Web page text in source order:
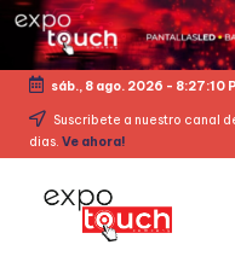
sáb., 8 ago. 2026 - 8:27:11
Suscribete a nuestro canal
dias. Ve ahora!